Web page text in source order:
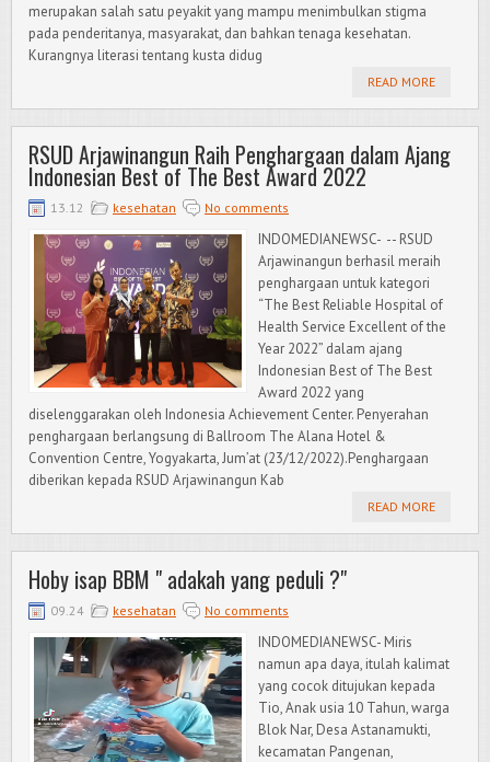
merupakan salah satu peyakit yang mampu menimbulkan stigma
pada penderitanya, masyarakat, dan bahkan tenaga kesehatan.
Kurangnya literasi tentang kusta didug
READ MORE
RSUD Arjawinangun Raih Penghargaan dalam Ajang
Indonesian Best of The Best Award 2022
13.12 kesehatan No comments
INDOMEDIANEWSC- -- RSUD
Arjawinangun berhasil meraih
penghargaan untuk kategori
“The Best Reliable Hospital of
Health Service Excellent of the
Year 2022” dalam ajang
Indonesian Best of The Best
Award 2022 yang
diselenggarakan oleh Indonesia Achievement Center. Penyerahan
penghargaan berlangsung di Ballroom The Alana Hotel &
Convention Centre, Yogyakarta, Jum’at (23/12/2022).Penghargaan
diberikan kepada RSUD Arjawinangun Kab
READ MORE
Hoby isap BBM " adakah yang peduli ?"
09.24 kesehatan No comments
INDOMEDIANEWSC- Miris
namun apa daya, itulah kalimat
yang cocok ditujukan kepada
Tio, Anak usia 10 Tahun, warga
Blok Nar, Desa Astanamukti,
kecamatan Pangenan,